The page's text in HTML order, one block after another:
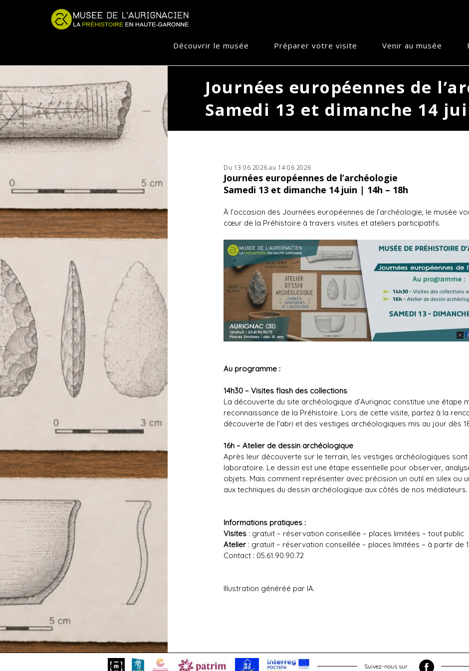
Découvrir le musée Préparer votre visite Venir au musée
Journées européennes de
Samedi 13 et dimanche 14
Du 13 06 2026 au 14 06 2026
Journées européennes de l’archéologie
Samedi 13 et dimanche 14 juin | 14h – 18h
À l’occasion des Journées européennes de l’archéologie, le musée
cœur de la Préhistoire à travers visites et ateliers participatifs.
Au programme :
14h30 – Visites flash des collections
La découverte du site archéologique d’Aurignac constitue une étape
reconnaissance de la Préhistoire. Lors de cette visite, partez à la
découverte de l’abri et des vestiges archéologiques mis au jour dès
16h – Atelier de dessin archéologique
Après leur découverte sur le terrain, les vestiges archéologiques
laboratoire. Le dessin est une étape essentielle pour observer,
objets. Mais comment représenter avec précision un outil en silex ou
aux techniques du dessin archéologique aux côtés de nos médiateurs.
Informations pratiques :
Visites : gratuit – réservation conseillée – places limitées – tout public
Atelier : gratuit – réservation conseillée – places limitées – à partir de
Contact : 05.61.90.90.72
Illustration généréé par IA.
Suivez-nous sur